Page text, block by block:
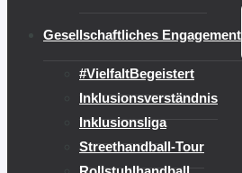
Gesellschaftliches Engagement
#VielfaltBegeistert
Inklusionsverständnis
Inklusionsliga
Streethandball-Tour